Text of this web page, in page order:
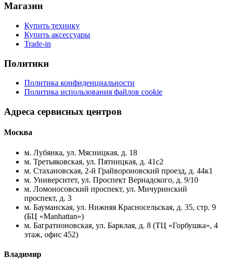
Магазин
Купить технику
Купить аксессуары
Trade-in
Политики
Политика конфиденциальности
Политика использования файлов cookie
Адреса сервисных центров
Москва
м. Лубянка, ул. Мясницкая, д. 18
м. Третьяковская, ул. Пятницкая, д. 41с2
м. Стахановская, 2-й Грайвороновский проезд, д. 44к1
м. Университет, ул. Проспект Вернадского, д. 9/10
м. Ломоносовский проспект, ул. Мичуринский
проспект, д. 3
м. Бауманская, ул. Нижняя Красносельская, д. 35, стр. 9
(БЦ «Manhattan»)
м. Багратионовская, ул. Барклая, д. 8 (ТЦ «Горбушка», 4
этаж, офис 452)
Владимир